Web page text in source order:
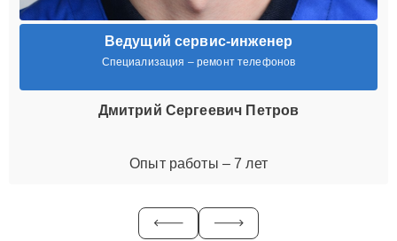
Ведущий сервис-инженер
Специализация – ремонт телефонов
Дмитрий Сергеевич Петров
Опыт работы – 7 лет